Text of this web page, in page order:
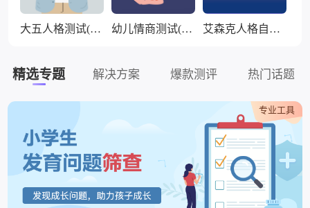
大五人格测试(60题自测版) 幼儿情商测试(3-6岁) 艾森克人格自测(少年版)
精选专题 解决方案 爆款测评 热门话题
专业工具